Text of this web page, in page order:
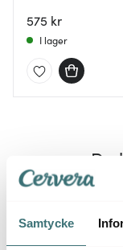
Samtycke
cm ek
575 kr
I lager
Du